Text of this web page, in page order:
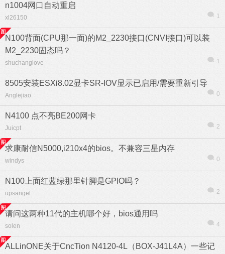
n1004网口自动重启
xl26150 1
N100背面(CPU那一面)的M2_2230接口(CNVI接口)可以装
M2_2230固态吗？
shuchanglove 1
8505安装ESXi8.02显卡SR-IOV显示已启用/需要重新引导
Anglejiao 0
N4100 点不亮BE200网卡
Juicpt 2
求康耐信N5000,i210x4的bios。不兼容三星内存
windys 0
N100上面红蓝绿那里针脚是GPIO吗？
upsangel 2
请问这两种11代的主机哪个好，bios通用吗
solen 4
ALLinONE关于CncTion N4120-4L（BOX-J41L4A）一些记